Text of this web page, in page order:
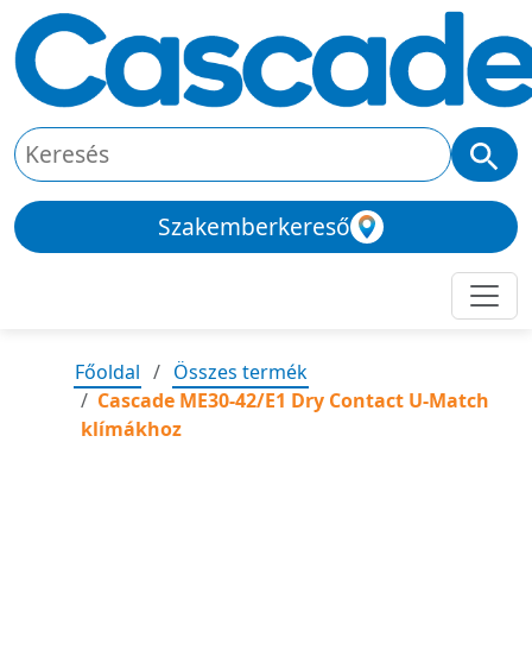
Szakemberkereső
Főoldal
Összes termék
Cascade ME30-42/E1 Dry Contact U-Match
klímákhoz